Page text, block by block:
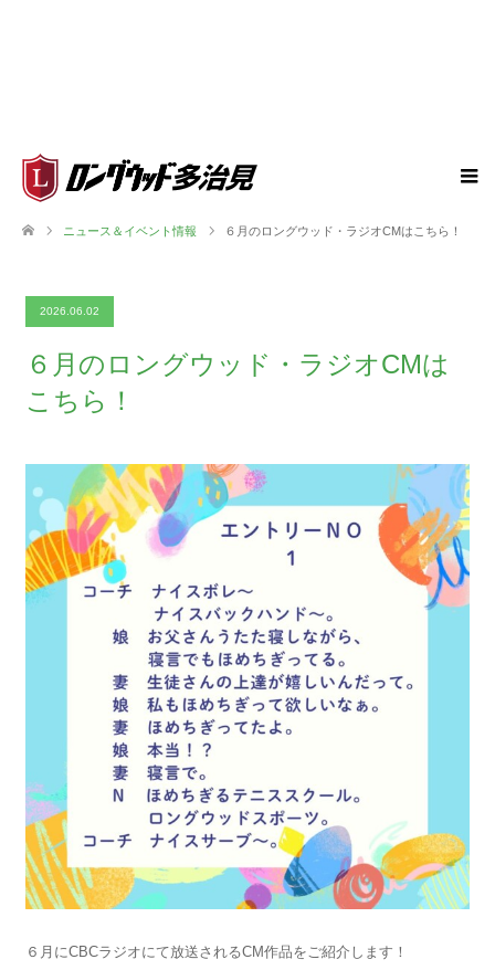
ニュース＆イベント情報 ６月のロングウッド・ラジオCMはこちら！
2026.06.02
６月のロングウッド・ラジオCMは
こちら！
６月にCBCラジオにて放送されるCM作品をご紹介します！